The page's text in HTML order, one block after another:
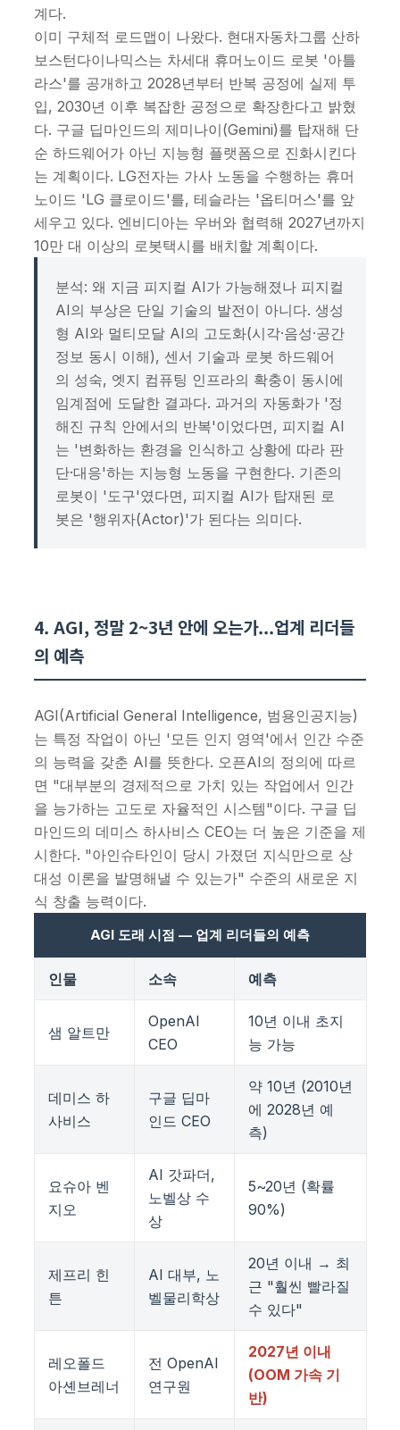
계다.
이미 구체적 로드맵이 나왔다. 현대자동차그룹 산하
보스턴다이나믹스는 차세대 휴머노이드 로봇 '아틀
라스'를 공개하고 2028년부터 반복 공정에 실제 투
입, 2030년 이후 복잡한 공정으로 확장한다고 밝혔
다. 구글 딥마인드의 제미나이(Gemini)를 탑재해 단
순 하드웨어가 아닌 지능형 플랫폼으로 진화시킨다
는 계획이다. LG전자는 가사 노동을 수행하는 휴머
노이드 'LG 클로이드'를, 테슬라는 '옵티머스'를 앞
세우고 있다. 엔비디아는 우버와 협력해 2027년까지
10만 대 이상의 로봇택시를 배치할 계획이다.
분석: 왜 지금 피지컬 AI가 가능해졌나 피지컬
AI의 부상은 단일 기술의 발전이 아니다. 생성
형 AI와 멀티모달 AI의 고도화(시각·음성·공간
정보 동시 이해), 센서 기술과 로봇 하드웨어
의 성숙, 엣지 컴퓨팅 인프라의 확충이 동시에
임계점에 도달한 결과다. 과거의 자동화가 '정
해진 규칙 안에서의 반복'이었다면, 피지컬 AI
는 '변화하는 환경을 인식하고 상황에 따라 판
단·대응'하는 지능형 노동을 구현한다. 기존의
로봇이 '도구'였다면, 피지컬 AI가 탑재된 로
봇은 '행위자(Actor)'가 된다는 의미다.
4. AGI, 정말 2~3년 안에 오는가...업계 리더들
의 예측
AGI(Artificial General Intelligence, 범용인공지능)
는 특정 작업이 아닌 '모든 인지 영역'에서 인간 수준
의 능력을 갖춘 AI를 뜻한다. 오픈AI의 정의에 따르
면 "대부분의 경제적으로 가치 있는 작업에서 인간
을 능가하는 고도로 자율적인 시스템"이다. 구글 딥
마인드의 데미스 하사비스 CEO는 더 높은 기준을 제
시한다. "아인슈타인이 당시 가졌던 지식만으로 상
대성 이론을 발명해낼 수 있는가" 수준의 새로운 지
식 창출 능력이다.
AGI 도래 시점 — 업계 리더들의 예측
인물 소속 예측
샘 알트만
OpenAI
CEO
10년 이내 초지
능 가능
데미스 하
사비스
구글 딥마
인드 CEO
약 10년 (2010년
에 2028년 예
측)
요슈아 벤
지오
AI 갓파더,
노벨상 수
상
5~20년 (확률
90%)
제프리 힌
튼
AI 대부, 노
벨물리학상
20년 이내 → 최
근 "훨씬 빨라질
수 있다"
레오폴드
아셴브레너
전 OpenAI
연구원
2027년 이내
(OOM 가속 기
반)